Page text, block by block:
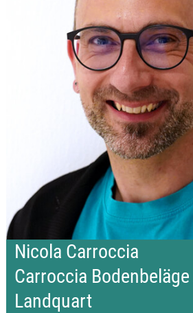
Nicola Carroccia
Carroccia Bodenbeläge
Landquart